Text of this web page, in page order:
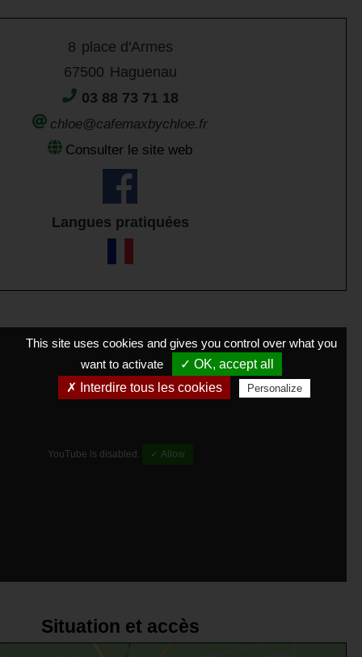
8 place d'Armes
67500 Haguenau
03 88 73 71 18
chloe@cafemaxbychloe.fr
Consulter le site web
Langues pratiquées
YouTube is disabled. ✓ Allow
Situation et accès
This site uses cookies and gives you control over what you
want to activate
✓ OK, accept all
✗ Interdire tous les cookies
Personalize